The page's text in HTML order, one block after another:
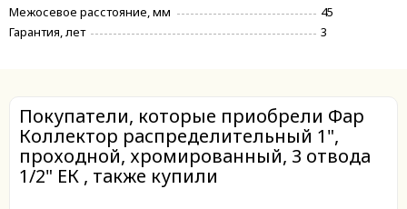
Межосевое расстояние, мм
45
Гарантия, лет
3
Покупатели, которые приобрели Фар
Коллектор распределительный 1",
проходной, хромированный, 3 отвода
1/2" ЕК , также купили